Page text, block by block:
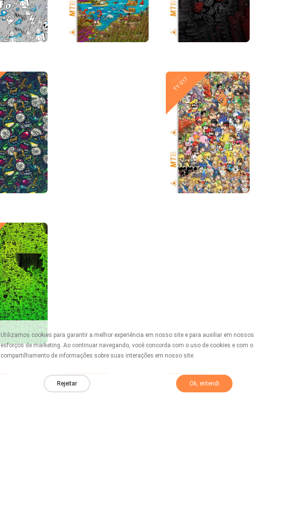
Novo
TY 017
Novo
TY 006 Novo
TY 005
Utilizamos cookies para garantir a melhor experiência em nosso site e para auxiliar em nossos
esforços de marketing. Ao continuar navegando, você concorda com o uso de cookies e com o
compartilhamento de informações sobre suas interações em nosso site.
Rejeitar Ok, entendi